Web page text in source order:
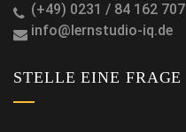
(+49) 0231 / 84 162 707
info@lernstudio-iq.de
STELLE EINE FRAGE